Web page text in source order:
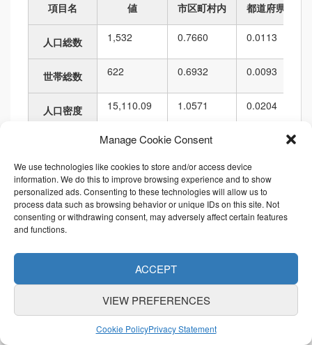
Manage Cookie Consent
We use technologies like cookies to store and/or access device
information. We do this to improve browsing experience and to show
personalized ads. Consenting to these technologies will allow us to
process data such as browsing behavior or unique IDs on this site. Not
consenting or withdrawing consent, may adversely affect certain features
and functions.
ACCEPT
VIEW PREFERENCES
Cookie PolicyPrivacy Statement
項目名 値 市区町村内 都道府県内
人口総数 1,532 0.7660 0.0113
世帯総数 622 0.6932 0.0093
人口密度 15,110.09 1.0571 0.0204
101,389.18 0.6372
境界の長さ 1,460.00 0.7459 0.0101
順位
項目名 値 市区町村内 都道府県内
人口総数 6,010
世帯総数 622 66114 3,8126,010